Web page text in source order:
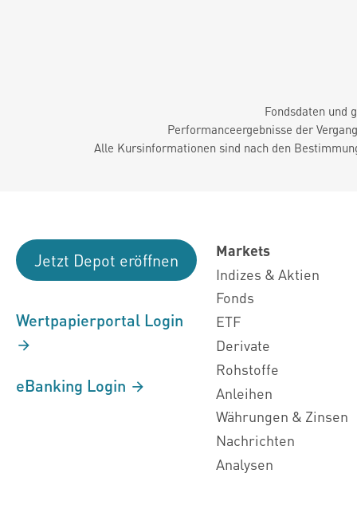
Fondsdaten und
Performanceergebnisse der
Alle Kursinformationen sind nach den
Jetzt Depot eröffnen
Wertpapierportal Login
eBanking Login
Markets
Indizes & Aktien
Fonds
ETF
Derivate
Rohstoffe
Anleihen
Währungen & Zinsen
Nachrichten
Analysen